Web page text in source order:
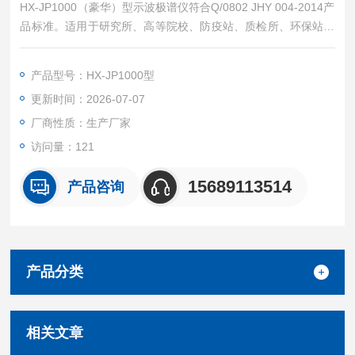
HX-JP1000（豪华）型示波极谱仪符合Q/0802 JHY 004-2014产
品标准。适用于研究所、高等院校、防疫站、质检所、环保站、
水厂、地质矿产、治金化工、土肥站、农机推广中心、乳制品厂
产品型号：HX-JP1000型
更新时间：2026-07-07
厂商性质：生产厂家
访问量：121
产品咨询 15689113514
产品分类
相关文章